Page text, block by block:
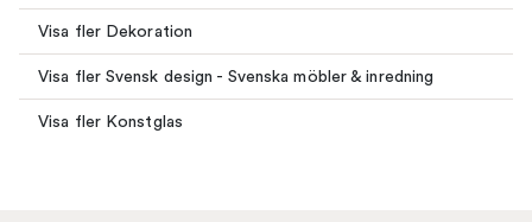
Visa fler Dekoration
Visa fler Svensk design - Svenska möbler & inredning
Visa fler Konstglas